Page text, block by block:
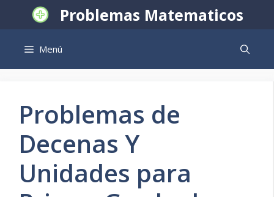
Problemas Matematicos
Menú
Problemas de
Decenas Y
Unidades para